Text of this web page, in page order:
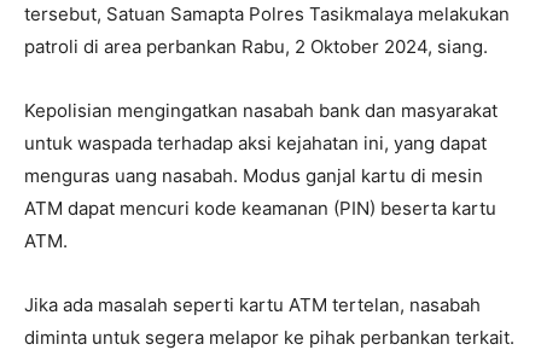
tersebut, Satuan Samapta Polres Tasikmalaya melakukan
patroli di area perbankan Rabu, 2 Oktober 2024, siang.
Kepolisian mengingatkan nasabah bank dan masyarakat
untuk waspada terhadap aksi kejahatan ini, yang dapat
menguras uang nasabah. Modus ganjal kartu di mesin
ATM dapat mencuri kode keamanan (PIN) beserta kartu
ATM.
Jika ada masalah seperti kartu ATM tertelan, nasabah
diminta untuk segera melapor ke pihak perbankan terkait.